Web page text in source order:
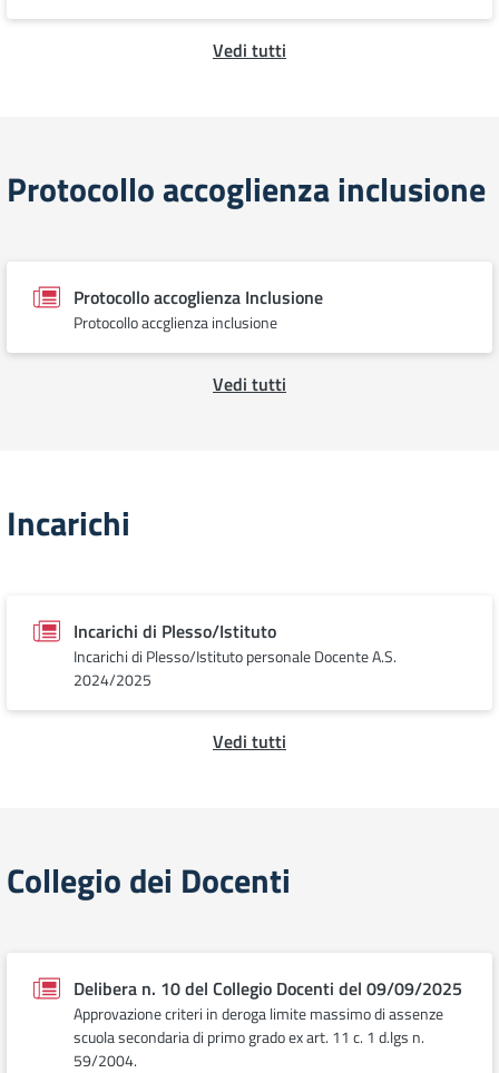
Vedi tutti
Protocollo accoglienza inclusione
Protocollo accoglienza Inclusione
Protocollo accglienza inclusione
Vedi tutti
Incarichi
Incarichi di Plesso/Istituto
Incarichi di Plesso/Istituto personale Docente A.S.
2024/2025
Vedi tutti
Collegio dei Docenti
Delibera n. 10 del Collegio Docenti del 09/09/2025
Approvazione criteri in deroga limite massimo di assenze
scuola secondaria di primo grado ex art. 11 c. 1 d.lgs n.
59/2004.